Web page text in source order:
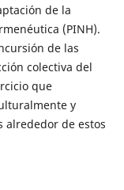
de la
(PINH).
de las
colectiva del
que
y
alrededor de estos